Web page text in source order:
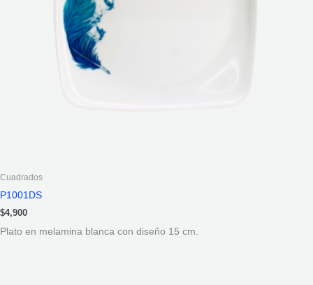
Cuadrados
P1001DS
$4,900
Plato en melamina blanca con diseño 15 cm.